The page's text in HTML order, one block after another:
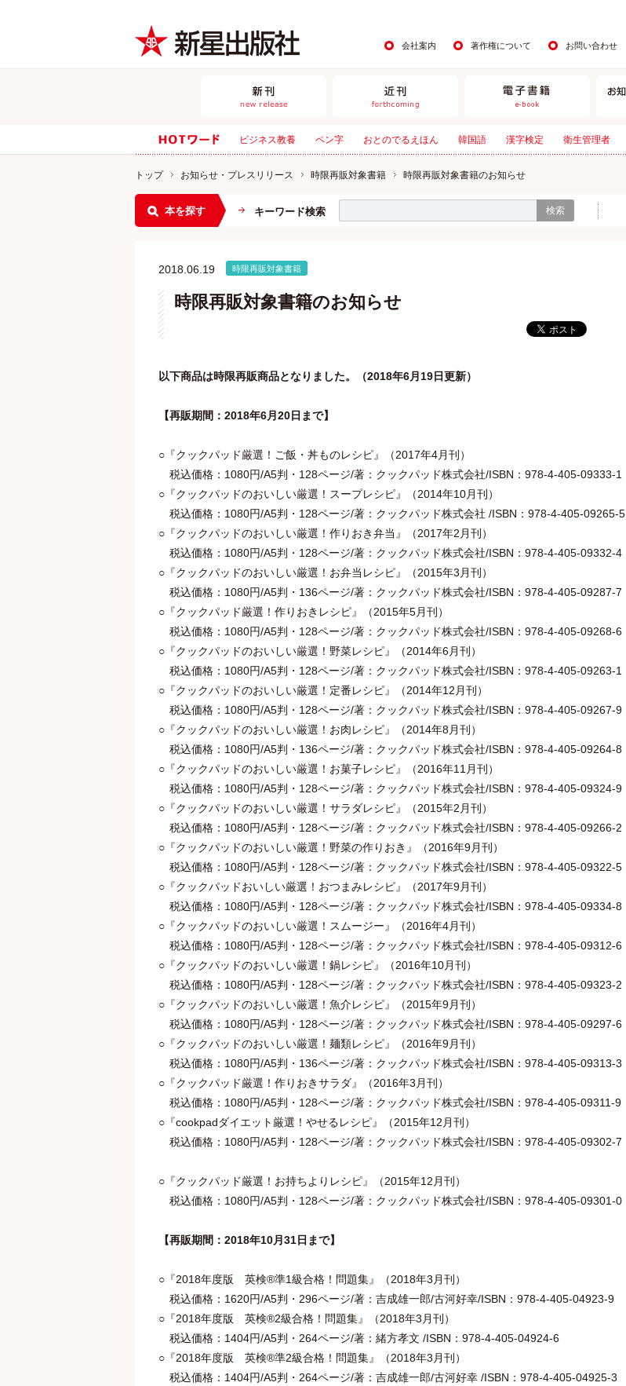
会社案内 著作権について お問い合わせ
ビジネス教養 ペン字 おとのでるえほん 韓国語 漢字検定 衛生管理者
トップ お知らせ・プレスリリース 時限再販対象書籍 時限再販対象書籍のお知らせ
本を探す キーワード検索 検索
2018.06.19 時限再販対象書籍
時限再販対象書籍のお知らせ
以下商品は時限再販商品となりました。（2018年6月19日更新）
【再販期間：2018年6月20日まで】
○『クックパッド厳選！ご飯・丼ものレシピ』（2017年4月刊）
税込価格：1080円/A5判・128ページ/著：クックパッド株式会社/ISBN：978-4-405-09333-1
○『クックパッドのおいしい厳選！スープレシピ』（2014年10月刊）
税込価格：1080円/A5判・128ページ/著：クックパッド株式会社 /ISBN：978-4-405-09265-5
○『クックパッドのおいしい厳選！作りおき弁当』（2017年2月刊）
税込価格：1080円/A5判・128ページ/著：クックパッド株式会社/ISBN：978-4-405-09332-4
○『クックパッドのおいしい厳選！お弁当レシピ』（2015年3月刊）
税込価格：1080円/A5判・136ページ/著：クックパッド株式会社/ISBN：978-4-405-09287-7
○『クックパッド厳選！作りおきレシピ』（2015年5月刊）
税込価格：1080円/A5判・128ページ/著：クックパッド株式会社/ISBN：978-4-405-09268-6
○『クックパッドのおいしい厳選！野菜レシピ』（2014年6月刊）
税込価格：1080円/A5判・128ページ/著：クックパッド株式会社/ISBN：978-4-405-09263-1
○『クックパッドのおいしい厳選！定番レシピ』（2014年12月刊）
税込価格：1080円/A5判・128ページ/著：クックパッド株式会社/ISBN：978-4-405-09267-9
○『クックパッドのおいしい厳選！お肉レシピ』（2014年8月刊）
税込価格：1080円/A5判・136ページ/著：クックパッド株式会社/ISBN：978-4-405-09264-8
○『クックパッドのおいしい厳選！お菓子レシピ』（2016年11月刊）
税込価格：1080円/A5判・128ページ/著：クックパッド株式会社/ISBN：978-4-405-09324-9
○『クックパッドのおいしい厳選！サラダレシピ』（2015年2月刊）
税込価格：1080円/A5判・128ページ/著：クックパッド株式会社/ISBN：978-4-405-09266-2
○『クックパッドのおいしい厳選！野菜の作りおき』（2016年9月刊）
税込価格：1080円/A5判・128ページ/著：クックパッド株式会社/ISBN：978-4-405-09322-5
○『クックパッドおいしい厳選！おつまみレシピ』（2017年9月刊）
税込価格：1080円/A5判・128ページ/著：クックパッド株式会社/ISBN：978-4-405-09334-8
○『クックパッドのおいしい厳選！スムージー』（2016年4月刊）
税込価格：1080円/A5判・128ページ/著：クックパッド株式会社/ISBN：978-4-405-09312-6
○『クックパッドのおいしい厳選！鍋レシピ』（2016年10月刊）
税込価格：1080円/A5判・128ページ/著：クックパッド株式会社/ISBN：978-4-405-09323-2
○『クックパッドのおいしい厳選！魚介レシピ』（2015年9月刊）
税込価格：1080円/A5判・128ページ/著：クックパッド株式会社/ISBN：978-4-405-09297-6
○『クックパッドのおいしい厳選！麺類レシピ』（2016年9月刊）
税込価格：1080円/A5判・136ページ/著：クックパッド株式会社/ISBN：978-4-405-09313-3
○『クックパッド厳選！作りおきサラダ』（2016年3月刊）
税込価格：1080円/A5判・128ページ/著：クックパッド株式会社/ISBN：978-4-405-09311-9
○『cookpadダイエット厳選！やせるレシピ』（2015年12月刊）
税込価格：1080円/A5判・128ページ/著：クックパッド株式会社/ISBN：978-4-405-09302-7
○『クックパッド厳選！お持ちよりレシピ』（2015年12月刊）
税込価格：1080円/A5判・128ページ/著：クックパッド株式会社/ISBN：978-4-405-09301-0
【再販期間：2018年10月31日まで】
○『2018年度版 英検®準1級合格！問題集』（2018年3月刊）
税込価格：1620円/A5判・296ページ/著：吉成雄一郎/古河好幸/ISBN：978-4-405-04923-9
○『2018年度版 英検®2級合格！問題集』（2018年3月刊）
税込価格：1404円/A5判・264ページ/著：緒方孝文 /ISBN：978-4-405-04924-6
○『2018年度版 英検®準2級合格！問題集』（2018年3月刊）
税込価格：1404円/A5判・264ページ/著：吉成雄一郎/古河好幸 /ISBN：978-4-405-04925-3